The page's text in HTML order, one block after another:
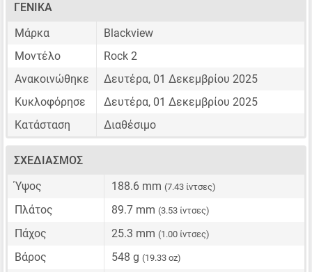
ΓΕΝΙΚΆ
Μάρκα
Blackview
Μοντέλο
Rock 2
Ανακοινώθηκε
Δευτέρα, 01 Δεκεμβρίου 2025
Κυκλοφόρησε
Δευτέρα, 01 Δεκεμβρίου 2025
Κατάσταση
Διαθέσιμο
ΣΧΕΔΙΑΣΜΌΣ
Ύψος
188.6 mm (7.43 ίντσες)
Πλάτος 89.7 mm (3.53 ίντσες)
Πάχος 25.3 mm (1.00 ίντσες)
Βάρος 548 g (19.33 oz)